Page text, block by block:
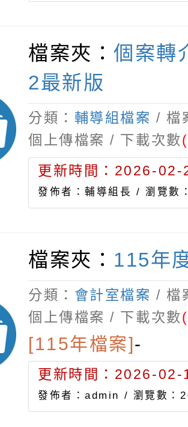
檔案夾：個案轉
2最新版
分類： 輔導組檔案 / 檔
個上傳檔案 / 下載次數
更新時間：2026-
發佈者：輔導組長 /瀏覽數
檔案夾： 115年
分類： 會計室檔案 / 檔
個上傳檔案 / 下載次數
[115年檔案]-
更新時間：2026-
發佈者：admin / 瀏覽數：